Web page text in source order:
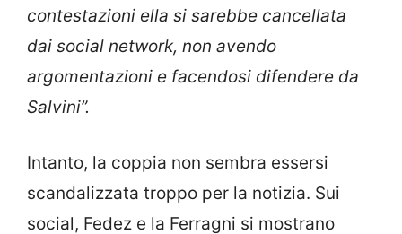
contestazioni ella si sarebbe cancellata
dai social network, non avendo
argomentazioni e facendosi difendere da
Salvini”.
Intanto, la coppia non sembra essersi
scandalizzata troppo per la notizia. Sui
social, Fedez e la Ferragni si mostrano